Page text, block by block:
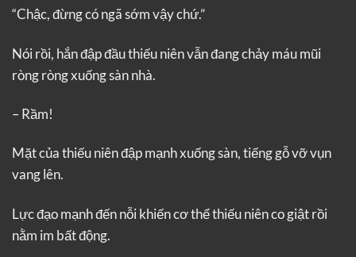
“Chậc, đừng có ngã sớm vậy chứ.”
Nói rồi, hắn đập đầu thiếu niên vẫn đang chảy máu mũi
ròng ròng xuống sàn nhà.
– Rầm!
Mặt của thiếu niên đập mạnh xuống sàn, tiếng gỗ vỡ vụn
vang lên.
Lực đạo mạnh đến nỗi khiến cơ thể thiếu niên co giật rồi
nằm im bất động.